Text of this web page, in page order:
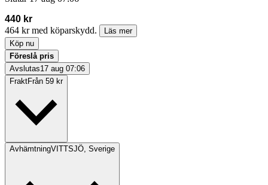
440 kr
464 kr med köparskydd.
Läs mer
Köp nu
Föreslå pris
Avslutas17 aug 07:06
FraktFrån 59 kr
AvhämtningVITTSJÖ, Sverige